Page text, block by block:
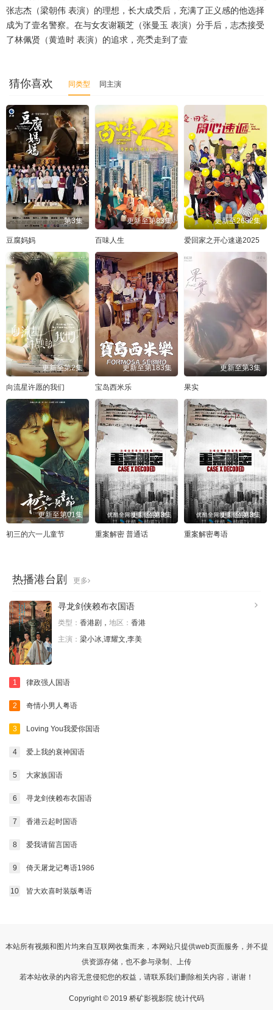
张志杰（梁朝伟 表演）的理想，长大成秂后，充满了正义感的他选择
成为了壹名警察。在与女友谢颖芝（张曼玉 表演）分手后，志杰接受
了林佩贤（黄造时 表演）的追求，亮秂走到了壹
猜你喜欢 同类型 同主演
第3集
豆腐妈妈
更新至第83集
百味人生
更新至2682集
爱回家之开心速递2025
更新至第2集
向流星许愿的我们
更新至第183集
宝岛西米乐
更新至第3集
果实
更新至第01集
初三的六一儿童节
更新至第3集
重案解密 普通话
更新至第3集
重案解密粤语
热播港台剧 更多
寻龙剑侠赖布衣国语
类型： 香港剧， 地区： 香港
主演： 梁小冰,谭耀文,李美
1 律政强人国语
2 奇情小男人粤语
3 Loving You我爱你国语
4 爱上我的衰神国语
5 大家族国语
6 寻龙剑侠赖布衣国语
7 香港云起时国语
8 爱我请留言国语
9 倚天屠龙记粤语1986
10 皆大欢喜时装版粤语
本站所有视频和图片均来自互联网收集而来，本网站只提供web页面服务，并不提
供资源存储，也不参与录制、上传
若本站收录的内容无意侵犯您的权益，请联系我们删除相关内容，谢谢！
Copyright © 2019 桥矿影视影院 统计代码